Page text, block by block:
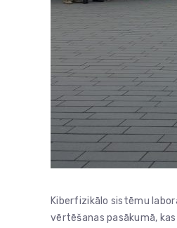
Kiberfizikālo sistēmu
vērtēšanas pasākumā,